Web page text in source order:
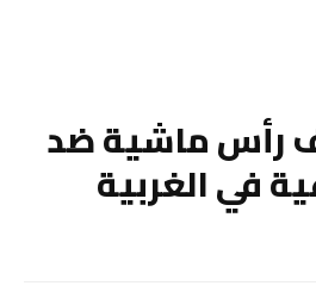
77 ألف رأس ماشية ضد
في الغربية